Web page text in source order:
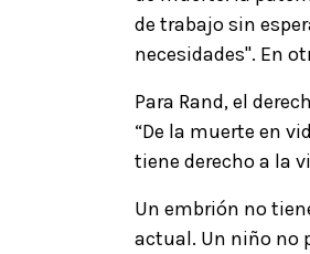
de trabajo sin
necesidades". En
Para Rand, el
“De la muerte en
tiene derecho a la
Un embrión no
actual. Un niño no